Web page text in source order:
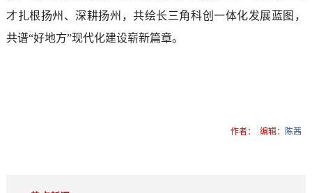
才扎根扬州、深耕扬州，共绘长三角科创一体化发展蓝图，
共谱“好地方”现代化建设崭新篇章。
作者： 编辑： 陈茜